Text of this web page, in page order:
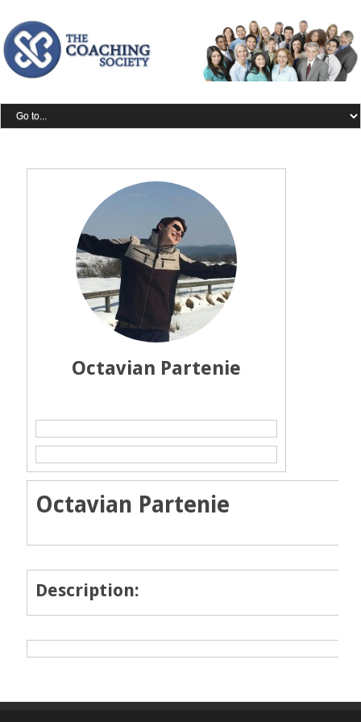
Octavian Partenie
Octavian Partenie
Description: